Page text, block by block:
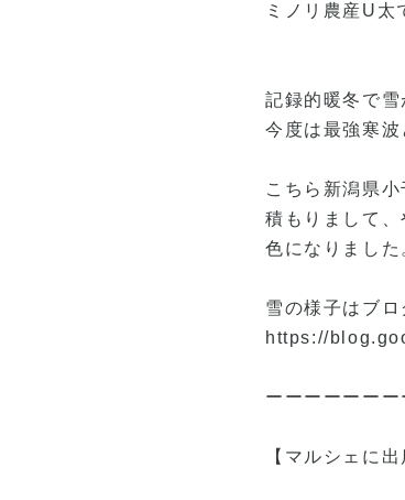
ミノリ農産U太
記録的暖冬で雪
今度は最強寒波
こちら新潟県
積もりまして
色になりました
雪の様子はブロ
https://
ーーーーーー
【マルシェに出